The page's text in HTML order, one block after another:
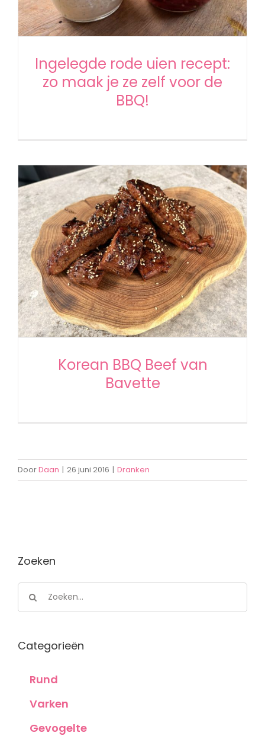
Ingelegde rode uien recept:
zo maak je ze zelf voor de
BBQ!
Korean BBQ Beef van
Bavette
DoorDaan | 26 juni 2016 | Dranken
Zoeken
naar:
Categorieën
Rund
Varken
Gevogelte